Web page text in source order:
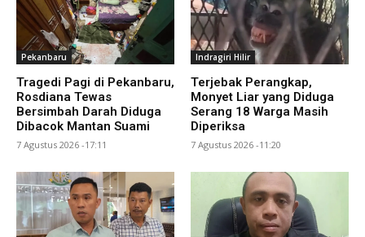
Pekanbaru
Tragedi Pagi di Pekanbaru,
Rosdiana Tewas
Bersimbah Darah Diduga
Dibacok Mantan Suami
7 Agustus 2026 -17:11
Indragiri Hilir
Terjebak Perangkap,
Monyet Liar yang Diduga
Serang 18 Warga Masih
Diperiksa
7 Agustus 2026 -11:20